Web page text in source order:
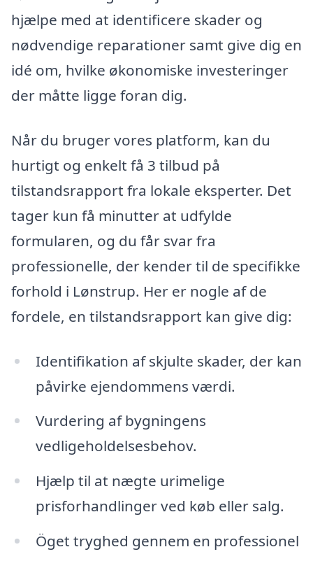
hjælpe med at identificere skader og
nødvendige reparationer samt give dig en
idé om, hvilke økonomiske investeringer
der måtte ligge foran dig.
Når du bruger vores platform, kan du
hurtigt og enkelt få 3 tilbud på
tilstandsrapport fra lokale eksperter. Det
tager kun få minutter at udfylde
formularen, og du får svar fra
professionelle, der kender til de specifikke
forhold i Lønstrup. Her er nogle af de
fordele, en tilstandsrapport kan give dig:
Identifikation af skjulte skader, der kan
påvirke ejendommens værdi.
Vurdering af bygningens
vedligeholdelsesbehov.
Hjælp til at nægte urimelige
prisforhandlinger ved køb eller salg.
Öget tryghed gennem en professionel